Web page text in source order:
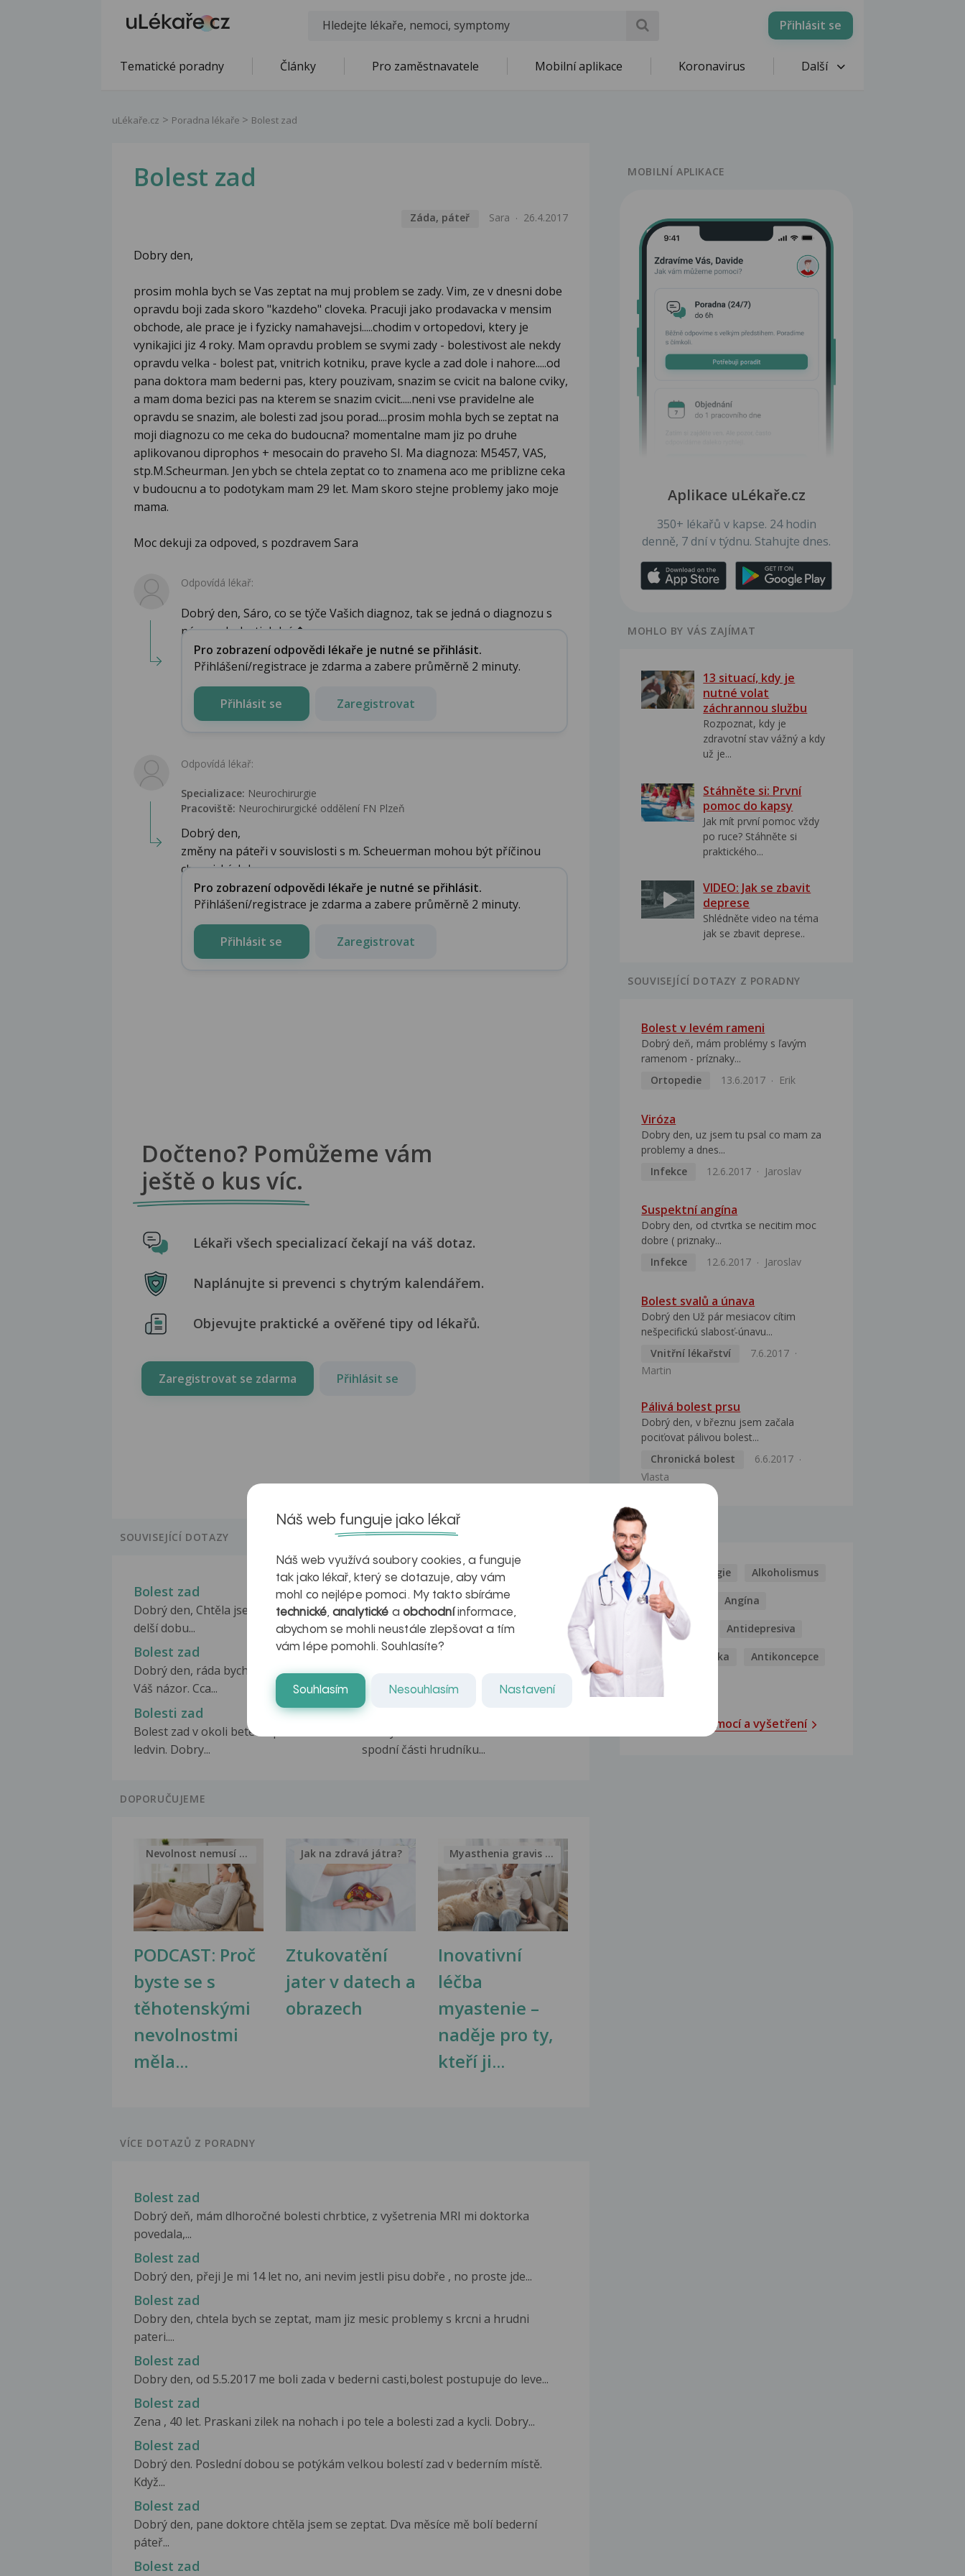
Přihlásit se
Tematické poradny Články Pro zaměstnavatele Mobilní aplikace Koronavirus Další
uLékaře.cz Poradna lékaře Bolest zad
Bolest zad
Záda, páteř Sara 26.4.2017
Dobry den,
prosim mohla bych se Vas zeptat na muj problem se zady. Vim, ze v dnesni dobe
opravdu boji zada skoro "kazdeho" cloveka. Pracuji jako prodavacka v mensim
obchode, ale prace je i fyzicky namahavejsi.....chodim v ortopedovi, ktery je
vynikajici jiz 4 roky. Mam opravdu problem se svymi zady - bolestivost ale nekdy
opravdu velka - bolest pat, vnitrich kotniku, prave kycle a zad dole i nahore.....od
pana doktora mam bederni pas, ktery pouzivam, snazim se cvicit na balone cviky,
a mam doma bezici pas na kterem se snazim cvicit.....neni vse pravidelne ale
opravdu se snazim, ale bolesti zad jsou porad....prosim mohla bych se zeptat na
moji diagnozu co me ceka do budoucna? momentalne mam jiz po druhe
aplikovanou diprophos + mesocain do praveho SI. Ma diagnoza: M5457, VAS,
stp.M.Scheurman. Jen ybch se chtela zeptat co to znamena aco me priblizne ceka
v budoucnu a to podotykam mam 29 let. Mam skoro stejne problemy jako moje
mama.
Moc dekuji za odpoved, s pozdravem Sara
Odpovídá lékař:
Dobrý den, Sáro, co se týče Vašich diagnoz, tak se jedná o diagnozu s
názvem bolesti dolní �...
Pro zobrazení odpovědi lékaře je nutné se přihlásit.
Přihlášení/registrace je zdarma a zabere průměrně 2 minuty.
Přihlásit se Zaregistrovat
Odpovídá lékař:
Specializace: Neurochirurgie
Pracoviště: Neurochirurgické oddělení FN Plzeň
Dobrý den,
změny na páteři v souvislosti s m. Scheuerman mohou být příčinou
chronických bo...
Pro zobrazení odpovědi lékaře je nutné se přihlásit.
Přihlášení/registrace je zdarma a zabere průměrně 2 minuty.
Přihlásit se Zaregistrovat
Dočteno? Pomůžeme vám
ještě o kus víc.
Lékaři všech specializací čekají na váš dotaz.
Naplánujte si prevenci s chytrým kalendářem.
Objevujte praktické a ověřené tipy od lékařů.
Zaregistrovat se zdarma Přihlásit se
SOUVISEJÍCÍ DOTAZY
Bolest zad
Dobrý den, Chtěla jsem se zeptat, již
delší dobu...
Bolest zad
Dobrý den, mám celkem velkou bolest
zad při ležení...
Bolest zad
Dobrý den, ráda bych se zeptala na
Váš názor. Cca...
Bolest zad
Dobrý den, už nějakou dobu, zhruba
půl roku mě trápí...
Bolesti zad
Bolest zad v okoli beterni patere a
ledvin. Dobry...
Bolesti břicha a zad
spodní části hrudníku...
DOPORUČUJEME
PODCAST: Proč
byste se s
těhotenskými
nevolnostmi
měla...
Nevolnost nemusí být nutnou...
Ztukovatění
jater v datech a
obrazech
Jak na zdravá játra?
Inovativní
léčba
myastenie –
naděje pro ty,
kteří ji...
Myasthenia gravis – vše, co...
VÍCE DOTAZŮ Z PORADNY
Bolest zad
Dobrý deň, mám dlhoročné bolesti chrbtice, z vyšetrenia MRI mi doktorka
povedala,...
Bolest zad
Dobrý den, přeji Je mi 14 let no, ani nevim jestli pisu dobře , no proste jde...
Bolest zad
Dobry den, chtela bych se zeptat, mam jiz mesic problemy s krcni a hrudni
pateri....
Bolest zad
Dobry den, od 5.5.2017 me boli zada v bederni casti,bolest postupuje do leve...
Bolest zad
Zena , 40 let. Praskani zilek na nohach i po tele a bolesti zad a kycli. Dobry...
Bolest zad
Dobrý den. Poslední dobou se potýkám velkou bolestí zad v bederním místě.
Když...
Bolest zad
Dobrý den, pane doktore chtěla jsem se zeptat. Dva měsíce mě bolí bederní
páteř...
Bolest zad
MOBILNÍ APLIKACE
Aplikace uLékaře.cz
350+ lékařů v kapse. 24 hodin
denně, 7 dní v týdnu. Stahujte dnes.
MOHLO BY VÁS ZAJÍMAT
13 situací, kdy je
nutné volat
záchrannou službu
Rozpoznat, kdy je
zdravotní stav vážný a kdy
už je...
Stáhněte si: První
pomoc do kapsy
Jak mít první pomoc vždy
po ruce? Stáhněte si
praktického...
VIDEO: Jak se zbavit
deprese
Shlédněte video na téma
jak se zbavit deprese..
SOUVISEJÍCÍ DOTAZY Z PORADNY
Bolest v levém rameni
Dobrý deň, mám problémy s ľavým
ramenom - príznaky...
Ortopedie
13.6.2017 Erik
Viróza
Dobry den, uz jsem tu psal co mam za
problemy a dnes...
Infekce
12.6.2017 Jaroslav
Suspektní angína
Dobry den, od ctvrtka se necitim moc
dobre ( priznaky...
Infekce
12.6.2017 Jaroslav
Bolest svalů a únava
Dobrý den Už pár mesiacov cítim
nešpecifickú slabosť-únavu...
Vnitřní lékařství
7.6.2017
Martin
Pálivá bolest prsu
Dobrý den, v březnu jsem začala
pociťovat pálivou bolest...
Chronická bolest
6.6.2017
Vlasta
NEMOCI
Kašel Alergie Alkoholismus
Analgetika Angína
Antibiotika Antidepresiva
Antihistaminika Antikoncepce
Katalog nemocí a vyšetření
Náš web funguje jako lékař
Náš web využívá soubory cookies, a funguje
tak jako lékař, který se dotazuje, aby vám
mohl co nejlépe pomoci. My takto sbíráme
technické,analytické a obchodníinformace,
abychom se mohli neustále zlepšovat a tím
vám lépe pomohli. Souhlasíte?
Souhlasím Nesouhlasím Nastavení